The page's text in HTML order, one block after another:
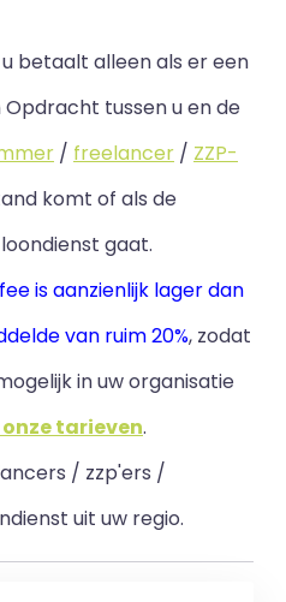
u betaalt alleen als er een
tussen u en de
/ freelancer / ZZP-
komt of als de
gaat.
is aanzienlijk lager dan
van ruim 20%, zodat
in uw organisatie
tarieven.
/ zzp'ers /
uit uw regio.